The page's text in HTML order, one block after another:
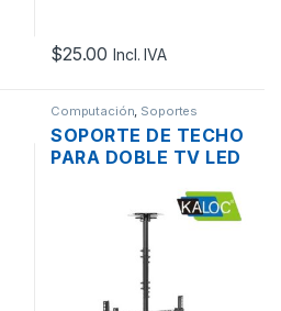
$25.00 Incl. IVA
Computación, Soportes
SOPORTE DE TECHO
PARA DOBLE TV LED
INC. 15º GIRATORIO